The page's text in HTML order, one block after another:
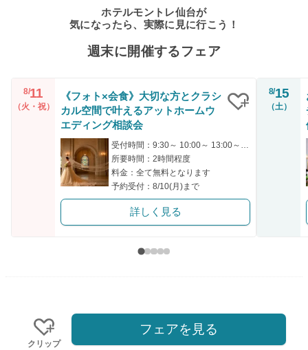
ホテルモントレ仙台が
気になったら、実際に見に行こう！
週末に開催するフェア
8/11
（火・祝）
《フォト×会食》大切な方とクラシ
カル空間で叶えるアットホームウ
エディング相談会
受付時間：9:30～ 10:00～ 13:00～ 16:00～
所要時間：2時間程度
料金：全て無料となります
予約受付：8/10(月)まで
詳しく見る
8/15
（土）
クリップ
フェアを見る